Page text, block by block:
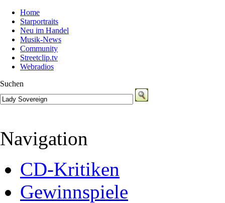
Home
Starportraits
Neu im Handel
Musik-News
Community
Streetclip.tv
Webradios
Suchen
Navigation
CD-Kritiken
Gewinnspiele